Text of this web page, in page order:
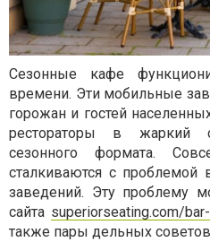
Сезонные кафе
времени. Эти мобильные
горожан и гостей
рестораторы в жаркий
сезонного формата.
сталкиваются с
заведений. Эту проблему
сайта superiorseating.com/
также пары дельных